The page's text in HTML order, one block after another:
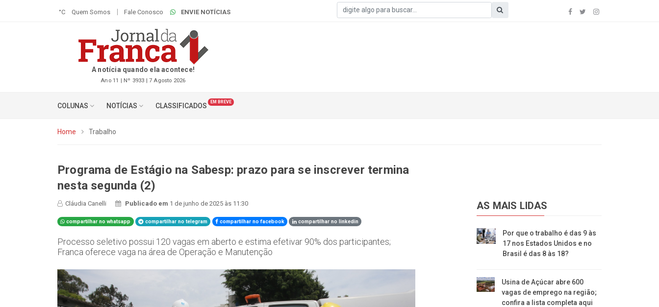
°C Quem Somos Fale Conosco ENVIE NOTÍCIAS
A notícia quando ela acontece!
Ano 11 | Nº 3933 | 7 Agosto 2026
COLUNAS NOTÍCIAS CLASSIFICADOS EM BREVE
Home Trabalho
Programa de Estágio na Sabesp: prazo para se inscrever termina
nesta segunda (2)
Cláudia Canelli Publicado em 1 de junho de 2025 às 11:30
compartilhar no whatsapp compartilhar no telegram compartilhar no facebook compartilhar no linkedin
Processo seletivo possui 120 vagas em aberto e estima efetivar 90% dos participantes;
Franca oferece vaga na área de Operação e Manutenção
AS MAIS LIDAS
Por que o trabalho é das 9 às
17 nos Estados Unidos e no
Brasil é das 8 às 18?
Usina de Açúcar abre 600
vagas de emprego na região;
confira a lista completa aqui